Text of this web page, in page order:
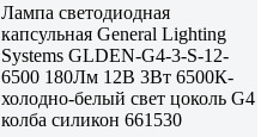
Лампа светодиодная
капсульная General Lighting
Systems GLDEN-G4-3-S-12-
6500 180Лм 12В 3Вт 6500К-
холодно-белый свет цоколь G4
колба силикон 661530